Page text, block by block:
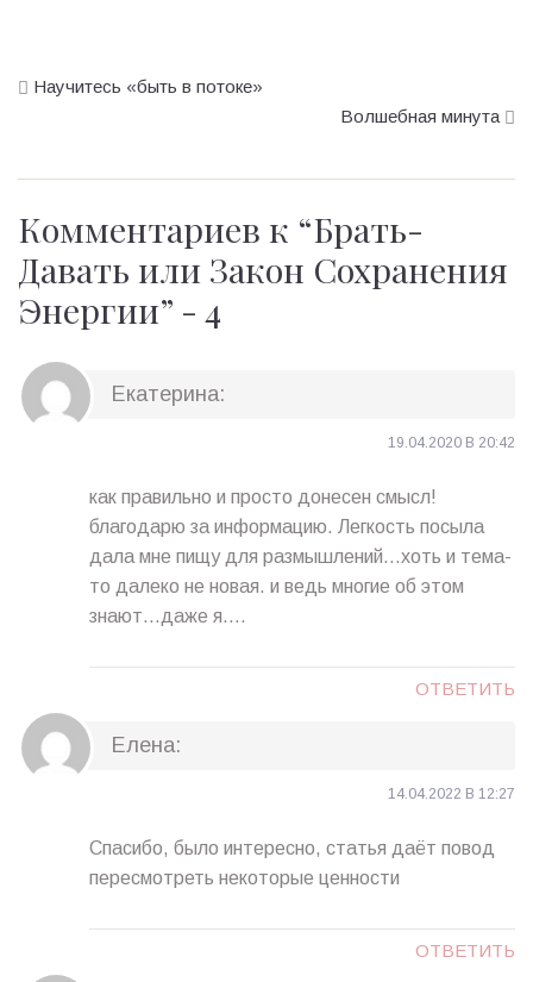
Научитесь «быть в потоке»
Волшебная минута
Комментариев к “Брать-
Давать или Закон Сохранения
Энергии” - 4
Екатерина:
19.04.2020 В 20:42
как правильно и просто донесен смысл!
благодарю за информацию. Легкость посыла
дала мне пищу для размышлений…хоть и тема-
то далеко не новая. и ведь многие об этом
знают…даже я….
ОТВЕТИТЬ
Елена:
14.04.2022 В 12:27
Спасибо, было интересно, статья даёт повод
пересмотреть некоторые ценности
ОТВЕТИТЬ